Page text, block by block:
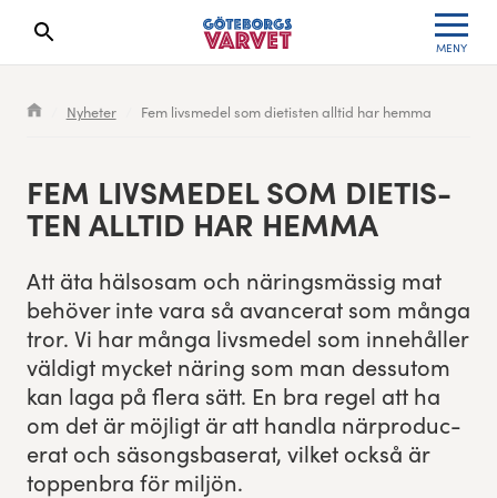
MENY
Sökresultaten dyker upp här
Nyheter Fem livsmedel som dietisten alltid har hemma
FEM LIVSMEDEL SOM DIETIS­
TEN ALLTID HAR HEMMA
Att äta häl­sosam och näringsmäs­sig mat
behöver inte vara så avancer­at som mån­ga
tror. Vi har mån­ga livsmedel som innehåller
väldigt myck­et näring som man dessu­tom
kan laga på flera sätt. En bra regel att ha
om det är möjligt är att hand­la när­pro­duc­
er­at och säsongs­baser­at, vilket ock­så är
top­pen­bra för miljön.
Seedningsregler
Göteborgsvarvet Expo
Löparinspiration och träning
Spring för välgörenhet
Göteborgsvarvet familjeområde
Cityvarvet
Lilla Varvet
Varvetmilen
Leverantörer
Partnerportal
Anmälan